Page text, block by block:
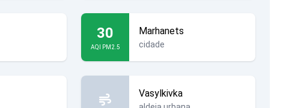
30
AQI PM2.5
Marhanets
cidade
Vasylkivka